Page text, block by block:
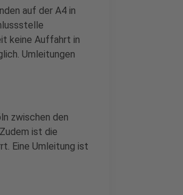
auf der A4 in
keine Auffahrt in
Umleitungen
zwischen den
ist die
Eine Umleitung ist